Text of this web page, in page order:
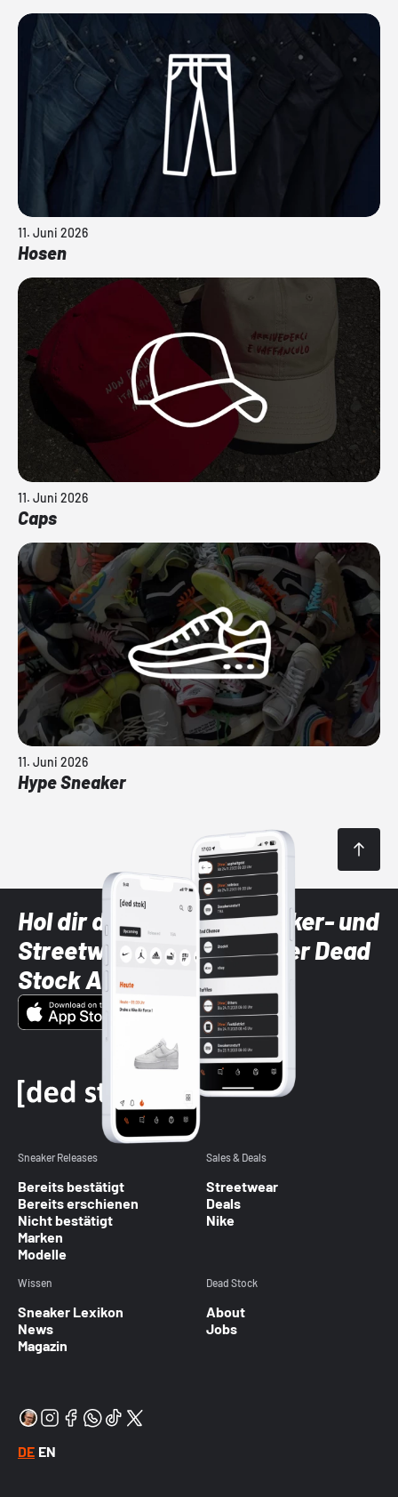
11. Juni 2026
Hosen
11. Juni 2026
Caps
11. Juni 2026
Hype Sneaker
Hol dir die neuesten Sneaker- und
Streetwear-Brands mit der Dead
Stock App
Sneaker Releases
Bereits bestätigt
Bereits erschienen
Nicht bestätigt
Marken
Modelle
Sales & Deals
Streetwear
Deals
Nike
Wissen
Sneaker Lexikon
News
Magazin
Dead Stock
About
Jobs
DE EN